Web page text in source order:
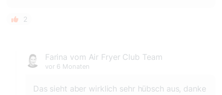
2
Farina vom Air Fryer Club Team
vor 6 Monaten
Das sieht aber wirklich sehr hübsch aus, danke